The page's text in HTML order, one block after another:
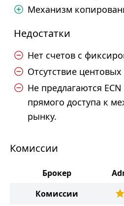
Механизм
Недостатки
Нет счетов с
Отсутствие центовых
Не предлагаются
прямого доступа к
рынку.
Комиссии
Брокер
Комиссии